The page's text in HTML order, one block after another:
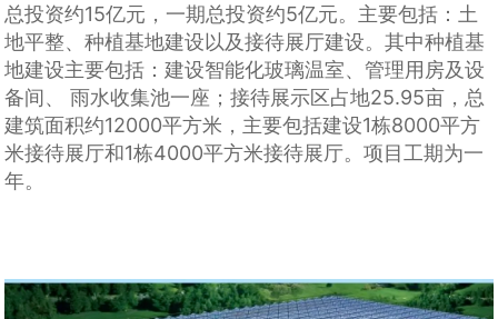
总投资约15亿元，一期总投资约5亿元。主要包括：土
地平整、种植基地建设以及接待展厅建设。其中种植基
地建设主要包括：建设智能化玻璃温室、管理用房及设
备间、 雨水收集池一座；接待展示区占地25.95亩，总
建筑面积约12000平方米，主要包括建设1栋8000平方
米接待展厅和1栋4000平方米接待展厅。项目工期为一
年。